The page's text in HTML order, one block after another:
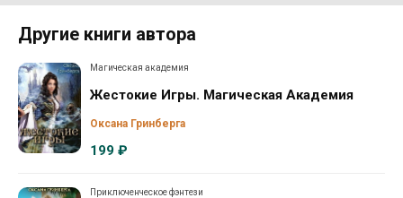
Другие книги автора
Магическая академия
Жестокие Игры. Магическая Академия
Оксана Гринберга
199 ₽
Приключенческое фэнтези